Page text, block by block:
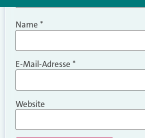
Name *
E-Mail-Adresse *
Website